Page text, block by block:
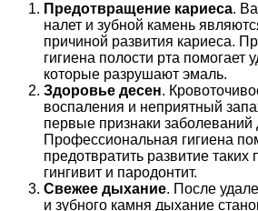
Предотвращение кариеса.
налет и зубной камень
причиной развития кариеса.
гигиена полости рта помогает
которые разрушают эмаль.
Здоровье десен.
воспаления и неприятный
первые признаки заболеваний
Профессиональная гигиена
предотвратить развитие таких
гингивит и пародонтит.
Свежее дыхание. После
и зубного камня дыхание